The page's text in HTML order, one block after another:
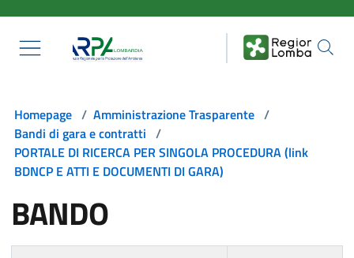
Homepage / Amministrazione Trasparente /
Bandi di gara e contratti /
PORTALE DI RICERCA PER SINGOLA PROCEDURA (link
BDNCP E ATTI E DOCUMENTI DI GARA)
BANDO